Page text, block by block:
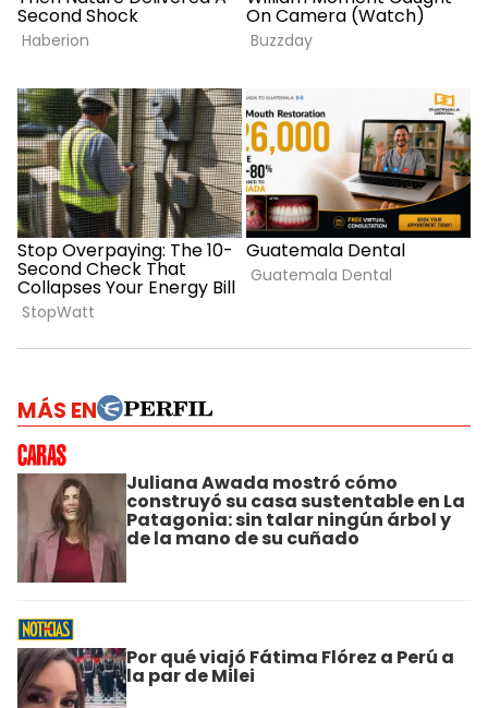
MÁS EN
Juliana Awada mostró cómo
construyó su casa sustentable en La
Patagonia: sin talar ningún árbol y
de la mano de su cuñado
Por qué viajó Fátima Flórez a Perú a
la par de Milei